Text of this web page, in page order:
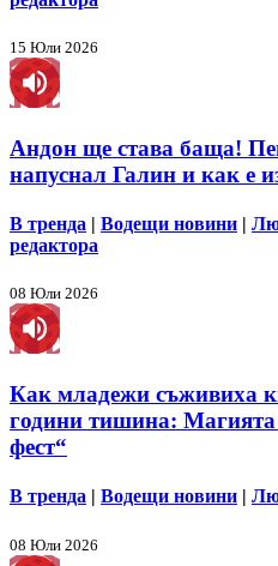
15 Юли 2026
Андон ще става баща!
напуснал Галин и как е
В тренда | Водещи новини |
редактора
08 Юли 2026
Как младежи съживиха
години тишина:
фест“
В тренда | Водещи новини |
08 Юли 2026